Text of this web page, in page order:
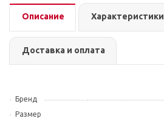
Описание Характеристики
Доставка и оплата
Бренд
Размер